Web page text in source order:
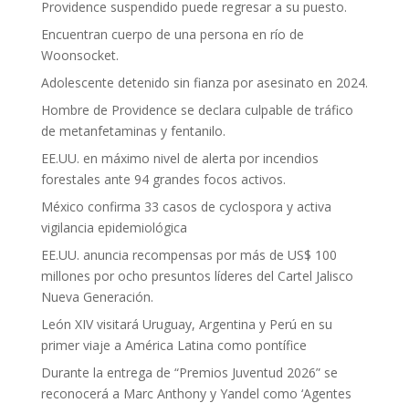
Providence suspendido puede regresar a su puesto.
Encuentran cuerpo de una persona en río de
Woonsocket.
Adolescente detenido sin fianza por asesinato en 2024.
Hombre de Providence se declara culpable de tráfico
de metanfetaminas y fentanilo.
EE.UU. en máximo nivel de alerta por incendios
forestales ante 94 grandes focos activos.
México confirma 33 casos de cyclospora y activa
vigilancia epidemiológica
EE.UU. anuncia recompensas por más de US$ 100
millones por ocho presuntos líderes del Cartel Jalisco
Nueva Generación.
León XIV visitará Uruguay, Argentina y Perú en su
primer viaje a América Latina como pontífice
Durante la entrega de “Premios Juventud 2026” se
reconocerá a Marc Anthony y Yandel como ‘Agentes